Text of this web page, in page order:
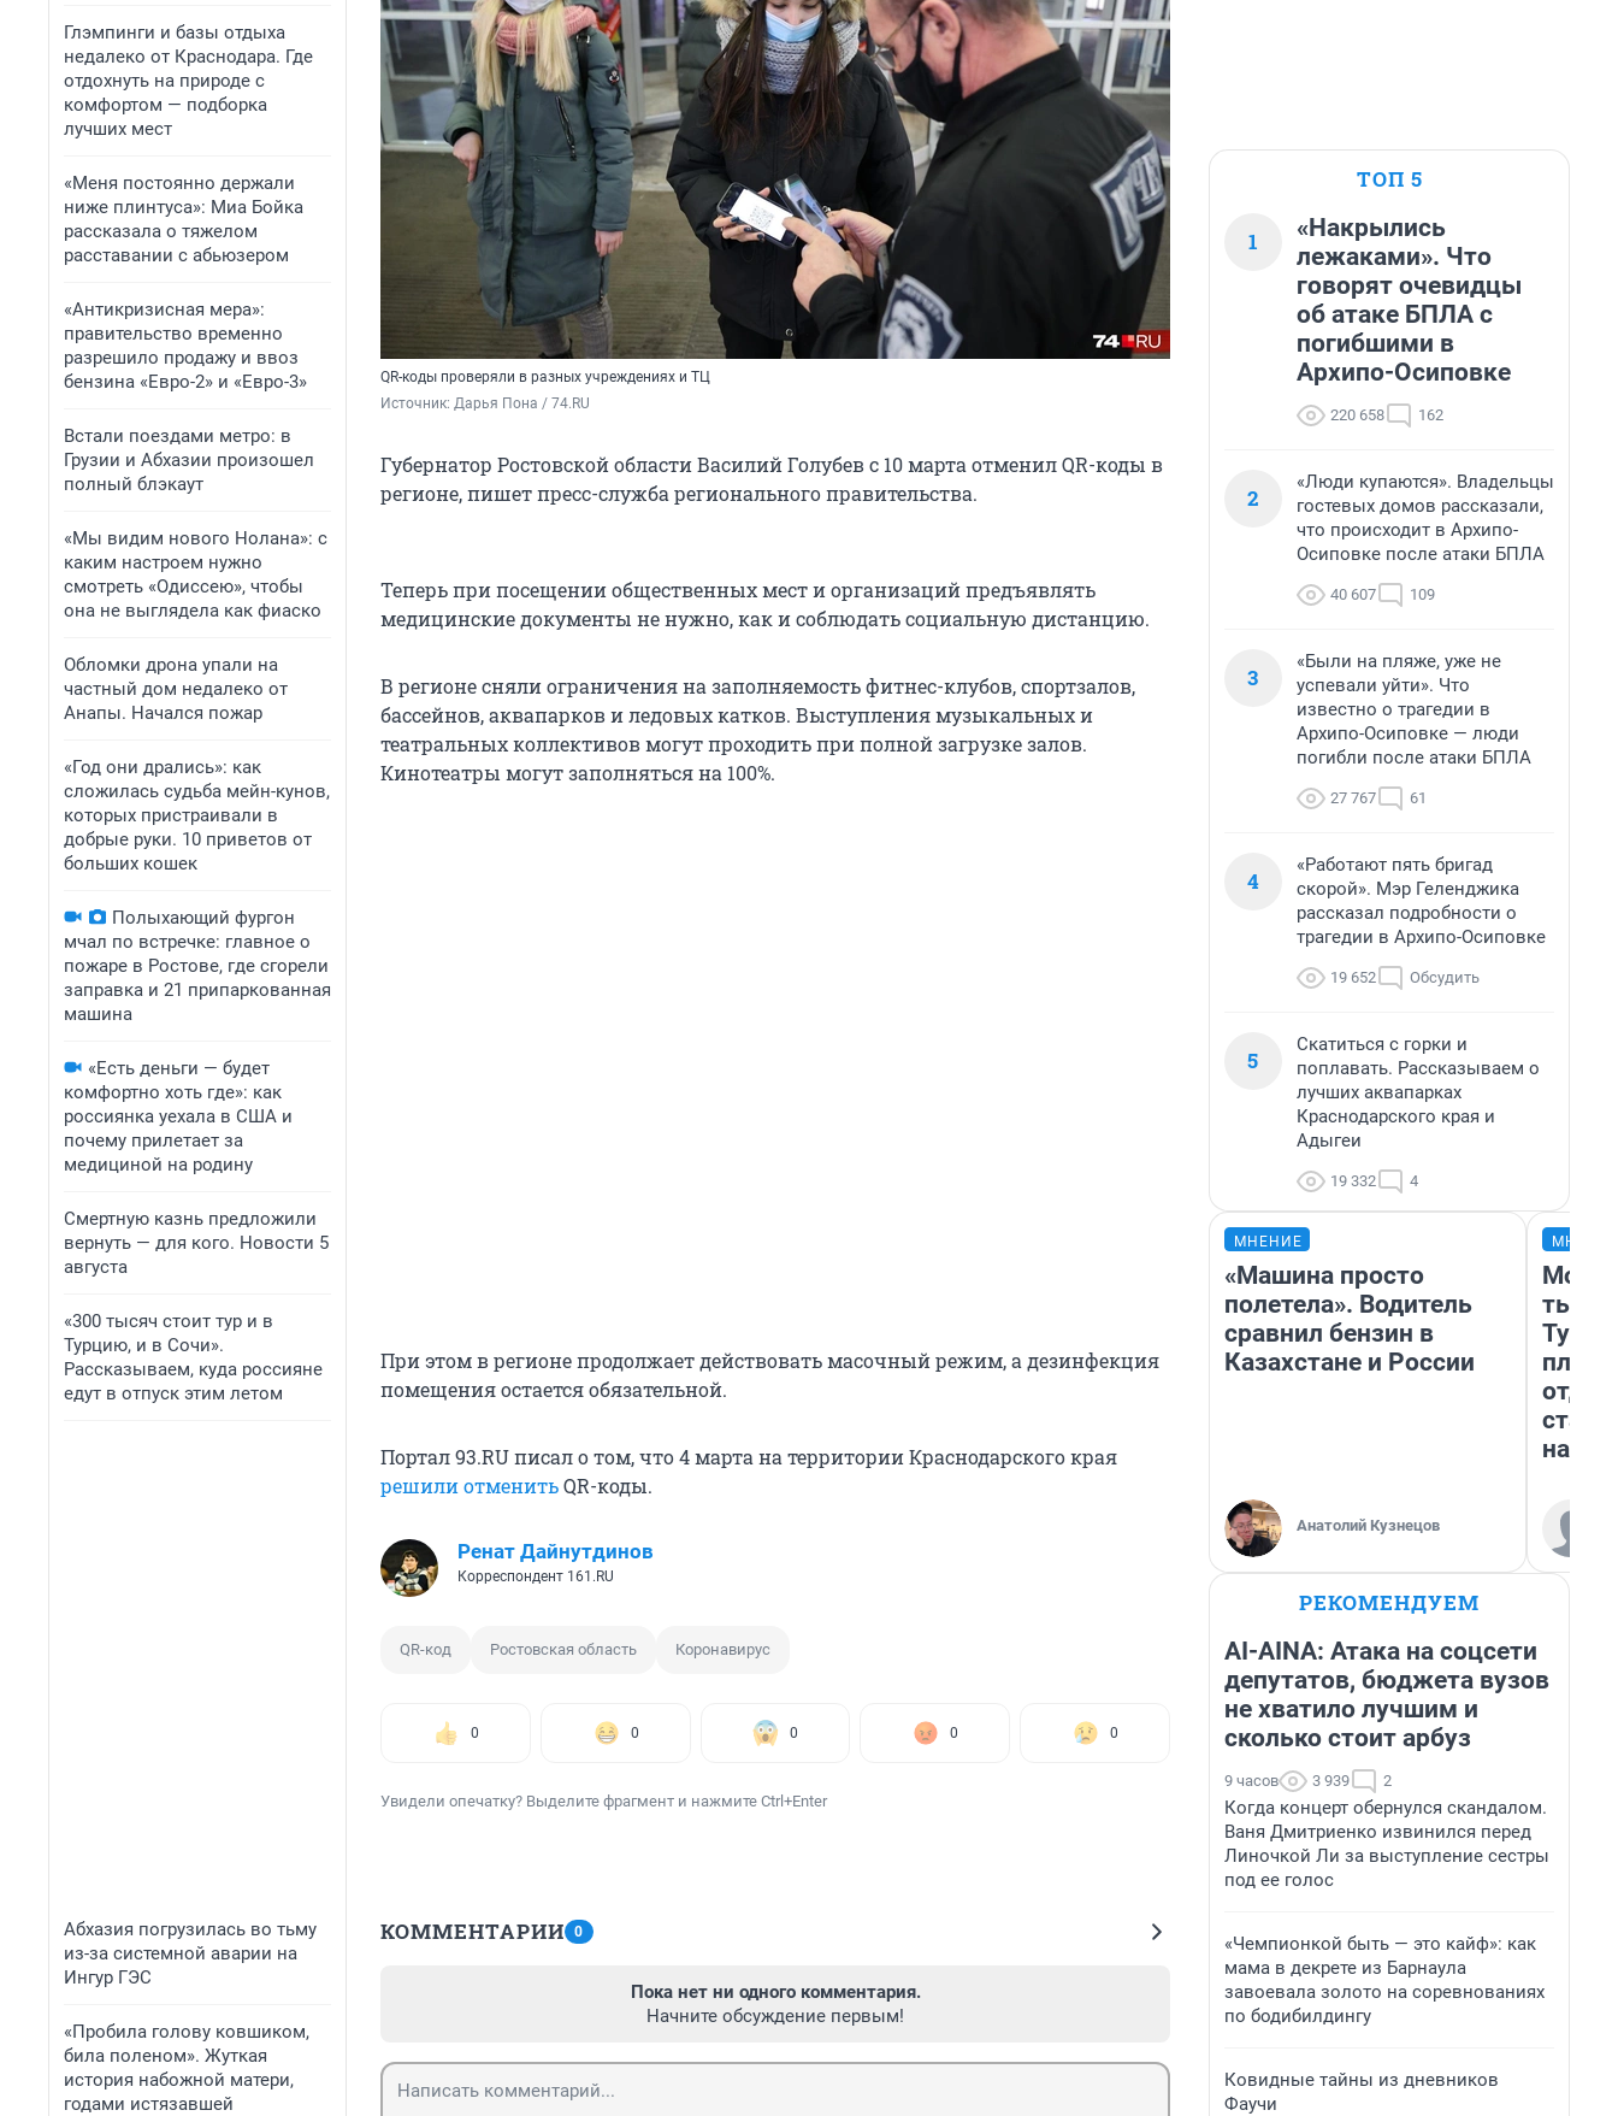
Глэмпинги и базы отдыха
недалеко от Краснодара. Где
отдохнуть на природе с
комфортом — подборка
лучших мест
«Меня постоянно держали
ниже плинтуса»: Миа Бойка
рассказала о тяжелом
расставании с абьюзером
«Антикризисная мера»:
правительство временно
разрешило продажу и ввоз
бензина «Евро-2» и «Евро-3»
Встали поездами метро: в
Грузии и Абхазии произошел
полный блэкаут
«Мы видим нового Нолана»: с
каким настроем нужно
смотреть «Одиссею», чтобы
она не выглядела как фиаско
Обломки дрона упали на
частный дом недалеко от
Анапы. Начался пожар
«Год они дрались»: как
сложилась судьба мейн-кунов,
которых пристраивали в
добрые руки. 10 приветов от
больших кошек
Полыхающий фургон
мчал по встречке: главное о
пожаре в Ростове, где сгорели
заправка и 21 припаркованная
машина
«Есть деньги — будет
комфортно хоть где»: как
россиянка уехала в США и
почему прилетает за
медициной на родину
Смертную казнь предложили
вернуть — для кого. Новости 5
августа
«300 тысяч стоит тур и в
Турцию, и в Сочи».
Рассказываем, куда россияне
едут в отпуск этим летом
Абхазия погрузилась во тьму
из-за системной аварии на
Ингур ГЭС
«Пробила голову ковшиком,
била поленом». Жуткая
история набожной матери,
годами истязавшей
QR-коды проверяли в разных учреждениях и ТЦ
Источник: Дарья Пона / 74.RU
Губернатор Ростовской области Василий Голубев с 10 марта отменил QR-коды в
регионе, пишет пресс-служба регионального правительства.
Теперь при посещении общественных мест и организаций предъявлять
медицинские документы не нужно, как и соблюдать социальную дистанцию.
В регионе сняли ограничения на заполняемость фитнес-клубов, спортзалов,
бассейнов, аквапарков и ледовых катков. Выступления музыкальных и
театральных коллективов могут проходить при полной загрузке залов.
Кинотеатры могут заполняться на 100%.
При этом в регионе продолжает действовать масочный режим, а дезинфекция
помещения остается обязательной.
Портал 93.RU писал о том, что 4 марта на территории Краснодарского края
решили отменитьQR-коды.
Ренат Дайнутдинов
Корреспондент 161.RU
QR-код Ростовская область Коронавирус
0 0 0 0 0
Увидели опечатку? Выделите фрагмент и нажмите Ctrl+Enter
КОММЕНТАРИИ 0
Пока нет ни одного комментария.
Начните обсуждение первым!
ТОП 5
1
«Накрылись
лежаками». Что
говорят очевидцы
об атаке БПЛА с
погибшими в
Архипо-Осиповке
220 658 162
2
«Люди купаются». Владельцы
гостевых домов рассказали,
что происходит в Архипо-
Осиповке после атаки БПЛА
40 607 109
3
«Были на пляже, уже не
успевали уйти». Что
известно о трагедии в
Архипо-Осиповке — люди
погибли после атаки БПЛА
27 767 61
4
«Работают пять бригад
скорой». Мэр Геленджика
рассказал подробности о
трагедии в Архипо-Осиповке
19 652 Обсудить
5
Скатиться с горки и
поплавать. Рассказываем о
лучших аквапарках
Краснодарского края и
Адыгеи
19 332 4
МНЕНИЕ
«Машина просто
полетела». Водитель
сравнил бензин в
Казахстане и России
Анатолий Кузнецов
Море
стало
РЕКОМЕНДУЕМ
AI-AINA: Атака на соцсети
депутатов, бюджета вузов
не хватило лучшим и
сколько стоит арбуз
9 часов 3 939 2
Когда концерт обернулся скандалом.
Ваня Дмитриенко извинился перед
Линочкой Ли за выступление сестры
под ее голос
«Чемпионкой быть — это кайф»: как
мама в декрете из Барнаула
завоевала золото на соревнованиях
по бодибилдингу
Ковидные тайны из дневников
Фаучи